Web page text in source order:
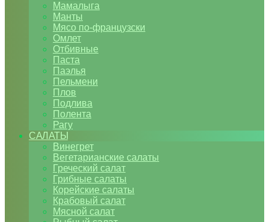
Мамалыга
Манты
Мясо по-французски
Омлет
Отбивные
Паста
Паэлья
Пельмени
Плов
Подлива
Полента
Рагу
САЛАТЫ
Винегрет
Вегетарианские салаты
Греческий салат
Грибные салаты
Корейские салаты
Крабовый салат
Мясной салат